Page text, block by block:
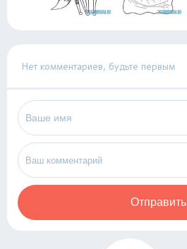
Нет комментариев, будьте первым
Отправить